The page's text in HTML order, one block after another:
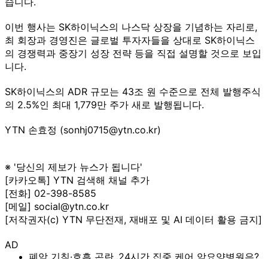
이번 행사는 SK하이닉스의 나스닥 상장을 기념하는 자리로,
최 회장과 경영진은 글로벌 투자자들을 상대로 SK하이닉스
의 경쟁력과 중장기 성장 전략 등을 직접 설명할 것으로 보입
니다.
SK하이닉스의 ADR 규모는 43조 원 수준으로 전체 발행주식
의 2.5%인 최대 1,779만 주가 새로 발행됩니다.
YTN 손효정 (sonhj0715@ytn.co.kr)
※ '당신의 제보가 뉴스가 됩니다'
[카카오톡] YTN 검색해 채널 추가
[전화] 02-398-8585
[메일] social@ytn.co.kr
[저작권자(c) YTN 무단전재, 재배포 및 AI 데이터 활용 금지]
AD